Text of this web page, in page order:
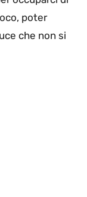
poter
che non si